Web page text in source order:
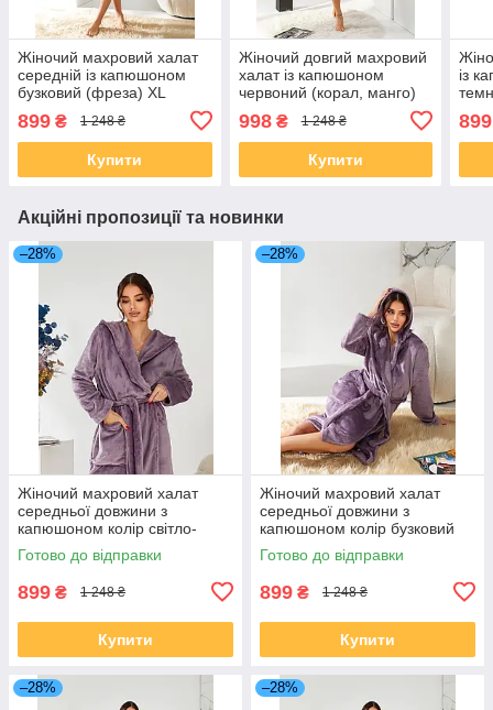
Жіночий махровий халат
середній із капюшоном
бузковий (фреза) XL
899 ₴ 1 248 ₴
Купити
Жіночий довгий махровий
халат із капюшоном
червоний (корал, манго)
998₴ 1 248 ₴
Купити
із
899
Акційні пропозиції та новинки
–28%
Жіночий махровий халат
середньої довжини з
капюшоном колір світло-
бузковий (фреза) М розмір
46
Готово до відправки
899 ₴ 1 248 ₴
Купити
–28%
Жіночий махровий халат
середньої довжини з
капюшоном колір бузковий
(фреза) L розмір 48
Готово до відправки
899 ₴ 1 248 ₴
Купити
–28% –28%